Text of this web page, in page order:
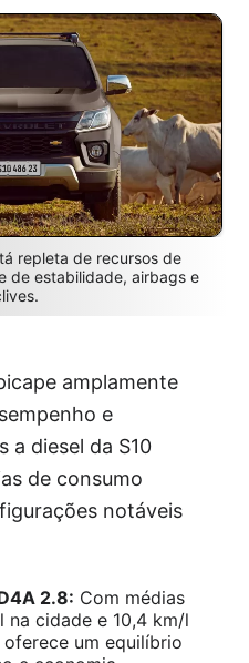
repleta de recursos de
de estabilidade, airbags e
amplamente
e
a diesel da S10
de consumo
notáveis
2.8: Com médias
cidade e 10,4 km/l
um equilíbrio